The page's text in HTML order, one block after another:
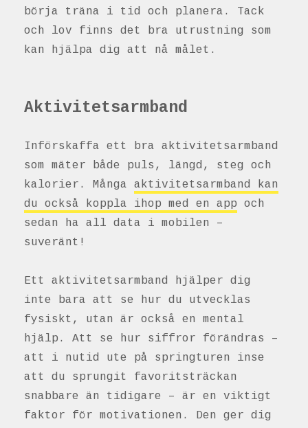
börja träna i tid och planera. Tack
och lov finns det bra utrustning som
kan hjälpa dig att nå målet.
Aktivitetsarmband
Införskaffa ett bra aktivitetsarmband
som mäter både puls, längd, steg och
kalorier. Många aktivitetsarmband kan
du också koppla ihop med en app och
sedan ha all data i mobilen –
suveränt!
Ett aktivitetsarmband hjälper dig
inte bara att se hur du utvecklas
fysiskt, utan är också en mental
hjälp. Att se hur siffror förändras –
att i nutid ute på springturen inse
att du sprungit favoritsträckan
snabbare än tidigare – är en viktigt
faktor för motivationen. Den ger dig